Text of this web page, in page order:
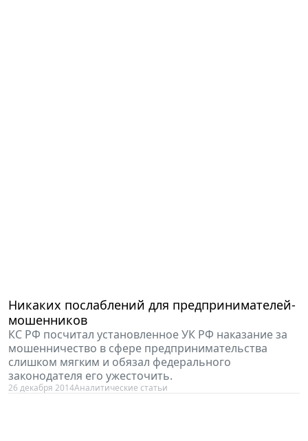
Никаких послаблений для предпринимателей-
мошенников
КС РФ посчитал установленное УК РФ наказание за
мошенничество в сфере предпринимательства
слишком мягким и обязал федерального
законодателя его ужесточить.
26 декабря 2014Аналитические статьи